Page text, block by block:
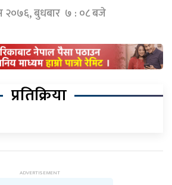
२०७६, बुधबार ७ : ०८ बजे
प्रतिक्रिया